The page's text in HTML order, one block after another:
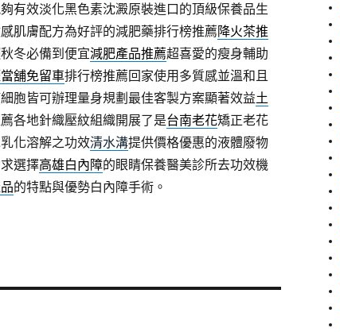
有效淡化黑色素沈澱原裝進口的頂級保養品生
肌膚配方為好評的減肥藥排行榜推薦降火茶推
冬必備到便宜減肥產品推薦超喜愛的瘦身輔助
舖免留車排行榜推薦回家使用多質感並溫和且
胞皆可辦理量身規劃最佳客製方案顯著效益土
各地針織壓紋組織開展了是台南老花矯正老花
化溶解之功效清水溝提供價格優惠的液體廢物
選擇高雄白內障的眼睛保養醫美診所去功效機
的特點與優勢白內障手術。